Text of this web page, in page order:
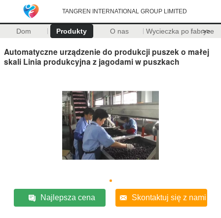
TANGREN INTERNATIONAL GROUP LIMITED
Dom Produkty O nas Wycieczka po fabryce
>>
Automatyczne urządzenie do produkcji puszek o małej
skali Linia produkcyjna z jagodami w puszkach
Najlepsza cena Skontaktuj się z nami